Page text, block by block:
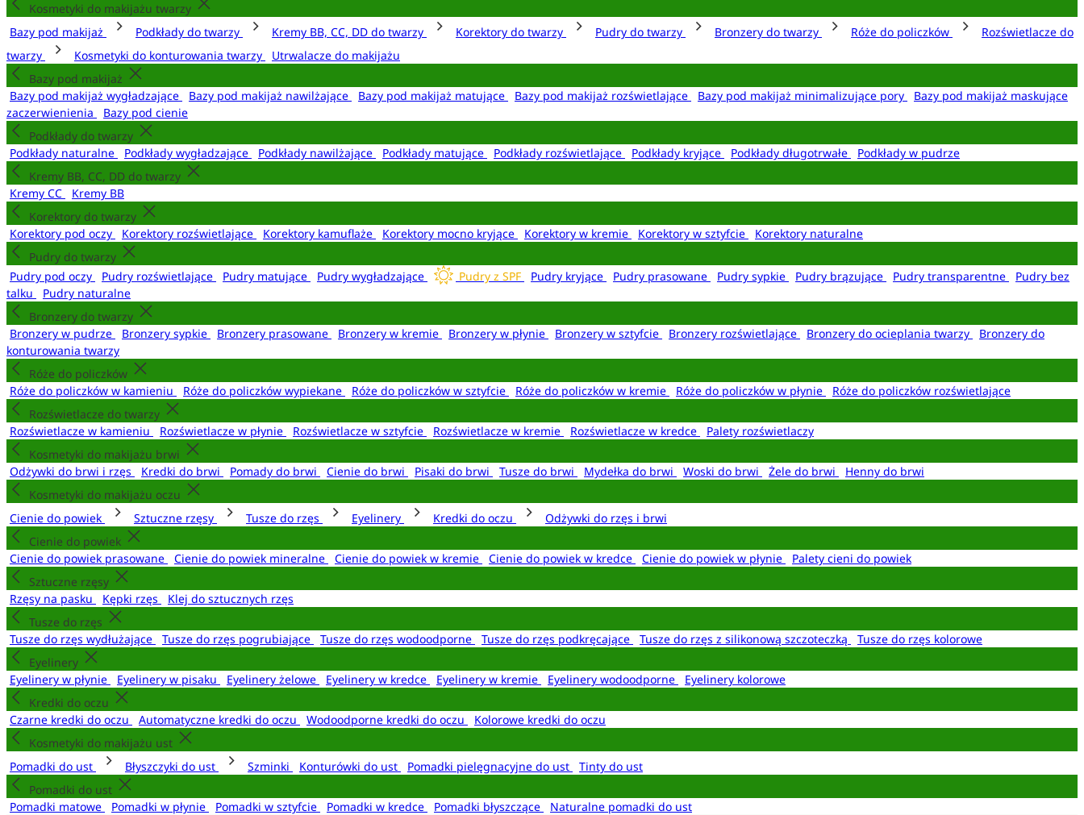
Kosmetyki do makijażu twarzy
Bazy pod makijaż
Podkłady do twarzy Kremy BB, CC, DD do twarzy Korektory do twarzy Pudry do twarzy Bronzery do twarzy Róże do policzków
Rozświetlacze do
twarzy
Kosmetyki do konturowania twarzy
Utrwalacze do makijażu
Bazy pod makijaż
Bazy pod makijaż wygładzające
Bazy pod makijaż nawilżające Bazy pod makijaż matujące Bazy pod makijaż rozświetlające Bazy pod makijaż minimalizujące pory
Bazy pod makijaż maskujące
zaczerwienienia
Bazy pod cienie
Podkłady do twarzy
Podkłady naturalne
Podkłady wygładzające Podkłady nawilżające Podkłady matujące Podkłady rozświetlające Podkłady kryjące Podkłady długotrwałe
Podkłady w pudrze
Kremy BB, CC, DD do twarzy
Kremy CC
Kremy BB
Korektory do twarzy
Korektory pod oczy
Korektory rozświetlające Korektory kamuflaże Korektory mocno kryjące Korektory w kremie Korektory w sztyfcie
Korektory naturalne
Pudry do twarzy
Pudry pod oczy
Pudry rozświetlające Pudry matujące Pudry wygładzające Pudry z SPF Pudry kryjące Pudry prasowane Pudry sypkie Pudry brązujące Pudry transparentne
Pudry bez
talku
Pudry naturalne
Bronzery do twarzy
Bronzery w pudrze
Bronzery sypkie Bronzery prasowane Bronzery w kremie Bronzery w płynie Bronzery w sztyfcie Bronzery rozświetlające Bronzery do ocieplania twarzy
Bronzery do
konturowania twarzy
Róże do policzków
Róże do policzków w kamieniu
Róże do policzków wypiekane Róże do policzków w sztyfcie Róże do policzków w kremie Róże do policzków w płynie
Róże do policzków rozświetlające
Rozświetlacze do twarzy
Rozświetlacze w kamieniu
Rozświetlacze w płynie Rozświetlacze w sztyfcie Rozświetlacze w kremie Rozświetlacze w kredce
Palety rozświetlaczy
Kosmetyki do makijażu brwi
Odżywki do brwi i rzęs
Kredki do brwi Pomady do brwi Cienie do brwi Pisaki do brwi Tusze do brwi Mydełka do brwi Woski do brwi Żele do brwi
Henny do brwi
Kosmetyki do makijażu oczu
Cienie do powiek
Sztuczne rzęsy Tusze do rzęs Eyelinery Kredki do oczu
Odżywki do rzęs i brwi
Cienie do powiek
Cienie do powiek prasowane
Cienie do powiek mineralne Cienie do powiek w kremie Cienie do powiek w kredce Cienie do powiek w płynie
Palety cieni do powiek
Sztuczne rzęsy
Rzęsy na pasku
Kępki rzęs
Klej do sztucznych rzęs
Tusze do rzęs
Tusze do rzęs wydłużające
Tusze do rzęs pogrubiające Tusze do rzęs wodoodporne Tusze do rzęs podkręcające Tusze do rzęs z silikonową szczoteczką
Tusze do rzęs kolorowe
Eyelinery
Eyelinery w płynie
Eyelinery w pisaku Eyelinery żelowe Eyelinery w kredce Eyelinery w kremie Eyelinery wodoodporne
Eyelinery kolorowe
Kredki do oczu
Czarne kredki do oczu
Automatyczne kredki do oczu Wodoodporne kredki do oczu
Kolorowe kredki do oczu
Kosmetyki do makijażu ust
Pomadki do ust
Błyszczyki do ust Szminki Konturówki do ust Pomadki pielęgnacyjne do ust
Tinty do ust
Pomadki do ust
Pomadki matowe
Pomadki w płynie Pomadki w sztyfcie Pomadki w kredce Pomadki błyszczące
Naturalne pomadki do ust